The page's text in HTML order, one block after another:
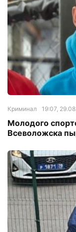
Криминал 19:07,
Молодого
Всеволожска